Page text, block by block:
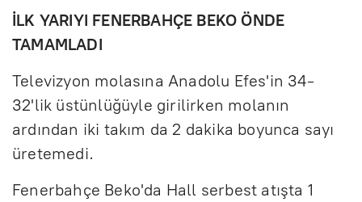
İLK YARIYI FENERBAHÇE BEKO ÖNDE
TAMAMLADI
Televizyon molasına Anadolu Efes'in 34-
32'lik üstünlüğüyle girilirken molanın
ardından iki takım da 2 dakika boyunca sayı
üretemedi.
Fenerbahçe Beko'da Hall serbest atışta 1